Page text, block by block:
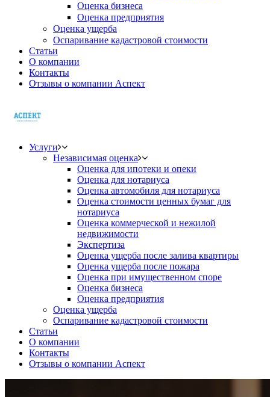
Оценка бизнеса
Оценка предприятия
Оценка ущерба
Оспаривание кадастровой стоимости
Статьи
О компании
Контакты
Отзывы о компании Аспект
Услуги
Независимая оценка
Оценка для ипотеки и опеки
Оценка для нотариуса
Оценка автомобиля для нотариуса
Оценка стоимости ценных бумаг для
нотариуса
Оценка коммерческой и нежилой
недвижимости
Экспертиза
Оценка ущерба после залива квартиры
Оценка ущерба после пожара
Оценка при имущественном споре
Оценка бизнеса
Оценка предприятия
Оценка ущерба
Оспаривание кадастровой стоимости
Статьи
О компании
Контакты
Отзывы о компании Аспект